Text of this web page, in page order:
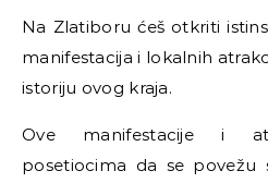
Na Zlatiboru ćeš otkriti
manifestacija i lokalnih
istoriju ovog kraja.
Ove manifestacije i
posetiocima da se